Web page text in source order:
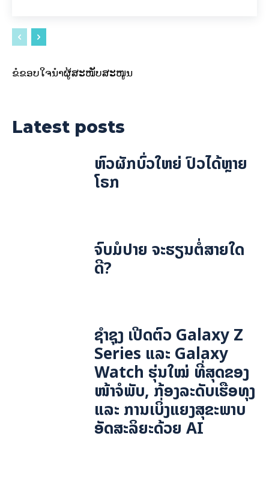
ຂໍຂອບໃຈນຳຜູ້ສະໜັບສະໜູນ
Latest posts
ຫົວຜັກບົ່ວໃຫຍ່ ປົວໄດ້ຫຼາຍ
ໂຣກ
ຈົບມໍປາຍ ຈະຮຽນຕໍ່ສາຍໃດ
ດີ?
ຊຳຊຸງ ເປີດຕົວ Galaxy Z
Series ແລະ Galaxy
Watch ຮຸ່ນໃໝ່ ທີ່ສຸດຂອງ
ໜ້າຈໍພັບ, ກ້ອງລະດັບເຮືອທຸງ
ແລະ ການເບິ່ງແຍງສຸຂະພາບ
ອັດສະລິຍະດ້ວຍ AI